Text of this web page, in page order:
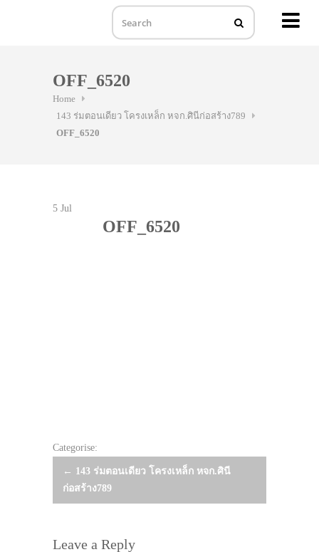
OFF_6520
Home
143 ร่มตอนเดียว โครงเหล็ก หจก.ศินีก่อสร้าง789
OFF_6520
5 Jul
OFF_6520
Categorise:
Post
navigation
← 143 ร่มตอนเดียว โครงเหล็ก หจก.ศินี
ก่อสร้าง789
Leave a Reply